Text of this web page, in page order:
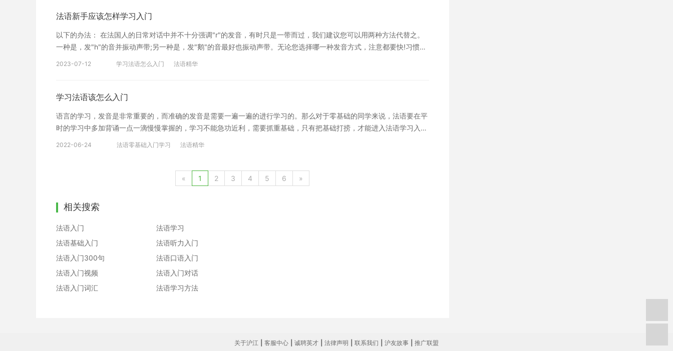
提高写作水平 提升写作的方法，莫过于写法语日记了。 写日记是一个把积累的知识输出的过程，跟上一个方法结合起
那么把它抄下来。找机会和老师探讨，怎么说更加纯正，更加简洁。日积月累之后，当你在说法语时，相信也会更加流利
自如。 三、恒心(打死也不放弃的精神) 最后扯一点题外话，因为很想要告诉广大学友，特别是初学者，千万不要因为暂
时看不到成果而泄气。法语是先难后易的。 以上就是本文的全部内容啦！如果您对法语学习感兴趣，想要深入学习，可
法语新手应该怎样学习入门
以下的办法： 在法国人的日常对话中并不十分强调"r"的发音，有时只是一带而过，我们建议您可以用两种方法代替之。
一种是，发"h"的音并振动声带;另一种是，发"鹅"的音最好也振动声带。无论您选择哪一种发音方式，注意都要快!习惯了
语中有不少音素的音标与英语一样，如[?]、[u]、[v]等等，切忌套用英语的发音方法，更不能找一个与汉语近法语是一门
师的帮助下纠正错误、巩固成绩。 总之
2023-07-12 学习法语怎么入门 法语精华
学习法语该怎么入门
语言的学习，发音是非常重要的，而准确的发音是需要一遍一遍的进行学习的。那么对于零基础的同学来说，法语要在平
时的学习中多加背诵一点一滴慢慢掌握的，学习不能急功近利，需要抓重基础，只有把基础打捞，才能进入法语学习入门
固，以后再想改就越发困难。所以一开始就要练习正确的发音。建议比对着音像资料进行跟读，如果有条件把自己的发音
录下来进行比对效果更佳。 2.注意发音位置 由于法语发音位置的特殊性，有些舌位、开口程度、牙齿位置等发音方法是
舌头和牙齿的位置、用力肌肉等，方便找到感觉。 以上就是为大家整理的学习法语该怎么入门的相关内容，希望能够对
大家有所帮助。法语入门是困难的，只有掌握了好的学习方法，入门才会容易一些。
2022-06-24 法语零基础入门学习 法语精华
« 1 2 3 4 5 6 »
相关搜索
法语入门
法语学习
法语基础入门
法语听力入门
法语入门300句
法语口语入门
法语入门视频
法语入门对话
法语入门词汇
法语学习方法
关于沪江 客服中心 诚聘英才 法律声明 联系我们 沪友故事 推广联盟